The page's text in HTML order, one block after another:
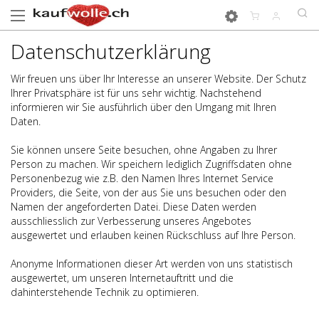
Datenschutzerklärung
Wir freuen uns über Ihr Interesse an unserer Website. Der Schutz
Ihrer Privatsphäre ist für uns sehr wichtig. Nachstehend
informieren wir Sie ausführlich über den Umgang mit Ihren
Daten.
Sie können unsere Seite besuchen, ohne Angaben zu Ihrer
Person zu machen. Wir speichern lediglich Zugriffsdaten ohne
Personenbezug wie z.B. den Namen Ihres Internet Service
Providers, die Seite, von der aus Sie uns besuchen oder den
Namen der angeforderten Datei. Diese Daten werden
ausschliesslich zur Verbesserung unseres Angebotes
ausgewertet und erlauben keinen Rückschluss auf Ihre Person.
Anonyme Informationen dieser Art werden von uns statistisch
ausgewertet, um unseren Internetauftritt und die
dahinterstehende Technik zu optimieren.